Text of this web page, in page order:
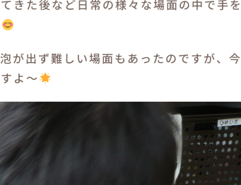
きた後など日常の様々な場面の中で手を
が出ず難しい場面もあったのですが、今
よ～